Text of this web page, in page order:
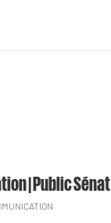
| Public Sénat